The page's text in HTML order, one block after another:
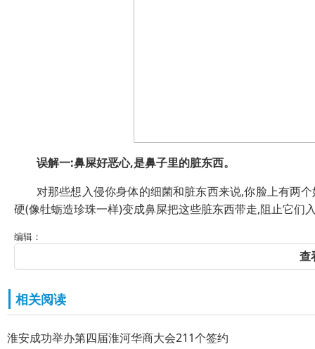
误解一:鼻屎好恶心,是鼻子里的脏东西。
对那些想入侵你身体的细菌和脏东西来说,你脸上有两个
硬(像牡蛎造珍珠一样)变成鼻屎把这些脏东西带走,阻止它们
编辑：
查
相关阅读
淮安成功举办第四届淮河华商大会211个签约